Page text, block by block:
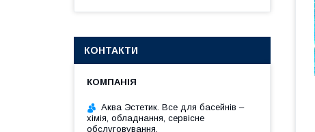
КОНТАКТИ
Аква Эстетик. Все для басейнів –
хімія, обладнання, сервісне
обслуговування.